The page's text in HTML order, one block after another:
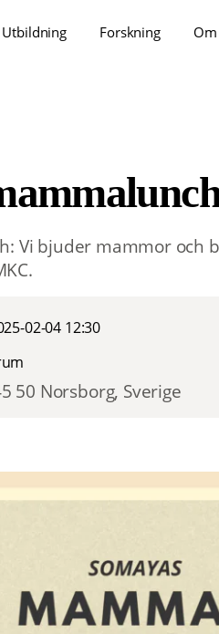
Utbildning Forskning
Vi bjuder mammor och
02-04 12:30
50 Norsborg, Sverige